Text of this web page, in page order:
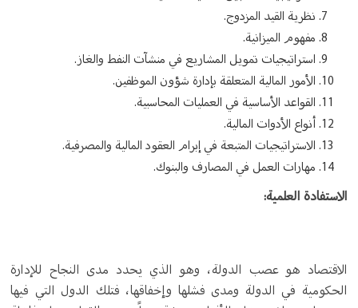
نظرية القيد المزدوج.
مفهوم الميزانية.
استراتيجيات تمويل المشاريع في منشآت النفط والغاز.
الأمور المالية المتعلقة بإدارة شؤون الموظفين.
القواعد الأساسية في العمليات المحاسبية.
أنواع الأدوات المالية.
الاستراتيجيات المتبعة في إبرام العقود المالية والمصرفية.
مهارات العمل في المصارف والبنوك.
الاستفادة العلمية:
الاقتصاد هو عصب الدولة، وهو الذي يحدد مدى النجاح للإدارة
الحكومية في الدولة ومدى فشلها وإخفاقها، فتلك الدول التي فيها